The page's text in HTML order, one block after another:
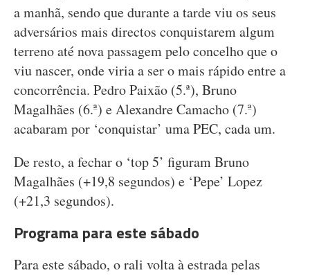
a manhã, sendo que durante a tarde viu os seus
adversários mais directos conquistarem algum
terreno até nova passagem pelo concelho que o
viu nascer, onde viria a ser o mais rápido entre a
concorrência. Pedro Paixão (5.ª), Bruno
Magalhães (6.ª) e Alexandre Camacho (7.ª)
acabaram por ‘conquistar’ uma PEC, cada um.
De resto, a fechar o ‘top 5’ figuram Bruno
Magalhães (+19,8 segundos) e ‘Pepe’ Lopez
(+21,3 segundos).
Programa para este sábado
Para este sábado, o rali volta à estrada pelas